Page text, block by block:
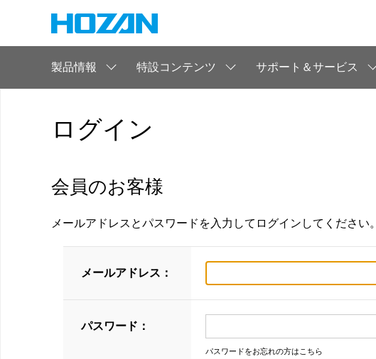
製品情報 特設コンテンツ サポート＆サービス
ログイン
会員のお客様
メールアドレスとパスワードを入力してログインしてください。
メールアドレス：
パスワード：
パスワードをお忘れの方はこちら